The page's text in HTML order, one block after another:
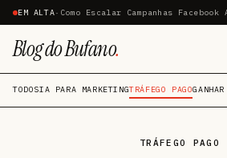
EM ALTA· Como Escalar Campanhas
Blog do Bufano.
TODOSIA PARA MARKETINGTRÁFEGO PAGO
TRÁFEGO PAGO